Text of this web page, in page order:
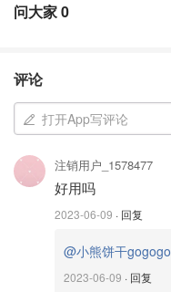
问大家0
评论
打开App写评论
注销用户_1578477
好用吗
2023-06-09 · 回复
@小熊饼干gogogo
2023-06-09 · 回复